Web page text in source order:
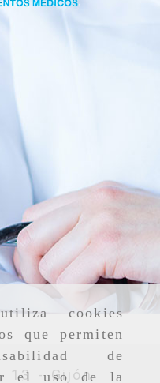
cookies
que permiten
de
el uso de la
13 -Gijón